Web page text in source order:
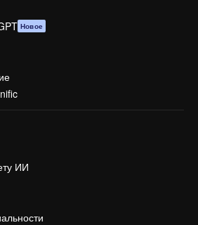
Новое
ИИ